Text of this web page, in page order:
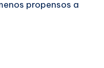
propensos a